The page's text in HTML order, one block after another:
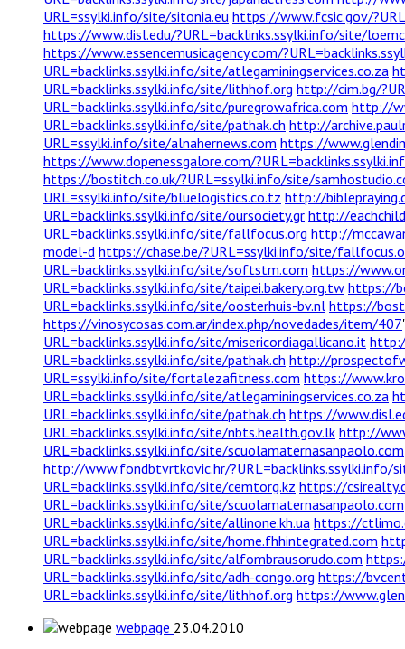
URL=ssylki.info/site/sitonia.eu https://www.fcsic.gov/
https://www.disl.edu/?URL=backlinks.ssylki.info/site/
https://www.essencemusicagency.com/
URL=backlinks.ssylki.info/site/atlegaminingservices.co.za
URL=backlinks.ssylki.info/site/lithhof.org http://cim.bg/
URL=backlinks.ssylki.info/site/puregrowafrica.com http://
URL=backlinks.ssylki.info/site/pathak.ch http://
URL=ssylki.info/site/alnahernews.com https://
https://www.dopenessgalore.com/
https://bostitch.co.uk/?URL=ssylki.info/site/
URL=ssylki.info/site/bluelogistics.co.tz http://
URL=backlinks.ssylki.info/site/oursociety.gr http://
URL=backlinks.ssylki.info/site/fallfocus.org http://
model-d https://chase.be/?URL=ssylki.info/site/
URL=backlinks.ssylki.info/site/softstm.com https://
URL=backlinks.ssylki.info/site/taipei.bakery.org.tw https://
URL=backlinks.ssylki.info/site/oosterhuis-bv.nl https://
https://vinosycosas.com.ar/index.php/novedades/item/407
URL=backlinks.ssylki.info/site/misericordiagallicano.it
URL=backlinks.ssylki.info/site/pathak.ch http://
URL=ssylki.info/site/fortalezafitness.com https://
URL=backlinks.ssylki.info/site/atlegaminingservices.co.za
URL=backlinks.ssylki.info/site/pathak.ch https://
URL=backlinks.ssylki.info/site/nbts.health.gov.lk http://
URL=backlinks.ssylki.info/site/scuolamaternasanpaolo.com
http://www.fondbtvrtkovic.hr/?URL=backlinks.ssylki.info/
URL=backlinks.ssylki.info/site/cemtorg.kz https://
URL=backlinks.ssylki.info/site/scuolamaternasanpaolo.com
URL=backlinks.ssylki.info/site/allinone.kh.ua https://
URL=backlinks.ssylki.info/site/home.fhhintegrated.com
URL=backlinks.ssylki.info/site/alfombrausorudo.com
URL=backlinks.ssylki.info/site/adh-congo.org https://
URL=backlinks.ssylki.info/site/lithhof.org https://
webpage 23.04.2010